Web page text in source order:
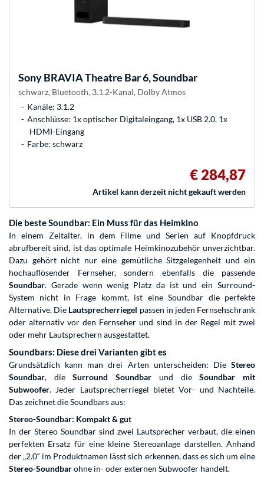
SonyBRAVIA Theatre Bar 6, Soundbar
schwarz, Bluetooth, 3.1.2-Kanal, Dolby Atmos
Kanäle: 3.1.2
Anschlüsse: 1x optischer Digitaleingang, 1x USB 2.0, 1x
HDMI-Eingang
Farbe: schwarz
€ 284,87
Artikel kann derzeit nicht gekauft werden
Die beste Soundbar: Ein Muss für das Heimkino
In einem Zeitalter, in dem Filme und Serien auf Knopfdruck
abrufbereit sind, ist das optimale Heimkinozubehör unverzichtbar.
Dazu gehört nicht nur eine gemütliche Sitzgelegenheit und ein
hochauflösender Fernseher, sondern ebenfalls die passende
Soundbar. Gerade wenn wenig Platz da ist und ein Surround-
System nicht in Frage kommt, ist eine Soundbar die perfekte
Alternative. Die Lautsprecherriegel passen in jeden Fernsehschrank
oder alternativ vor den Fernseher und sind in der Regel mit zwei
oder mehr Lautsprechern ausgestattet.
Soundbars: Diese drei Varianten gibt es
Grundsätzlich kann man drei Arten unterscheiden: Die Stereo
Soundbar, dieSurround Soundbar und dieSoundbar mit
Subwoofer. Jeder Lautsprecherriegel bietet Vor- und Nachteile.
Das zeichnet die Soundbars aus:
Stereo-Soundbar: Kompakt & gut
In der Stereo Soundbar sind zwei Lautsprecher verbaut, die einen
perfekten Ersatz für eine kleine Stereoanlage darstellen. Anhand
der „2.0“ im Produktnamen lässt sich erkennen, dass es sich um eine
Stereo-Soundbarohne in- oder externen Subwoofer handelt.